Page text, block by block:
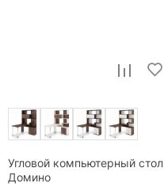
Угловой компьютерный стол
Домино